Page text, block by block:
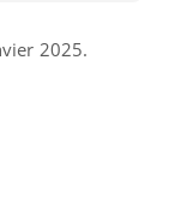
2025.